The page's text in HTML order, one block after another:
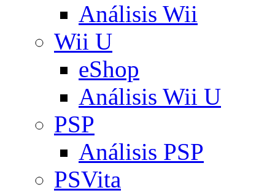
Análisis Wii
Wii U
eShop
Análisis Wii U
PSP
Análisis PSP
PSVita